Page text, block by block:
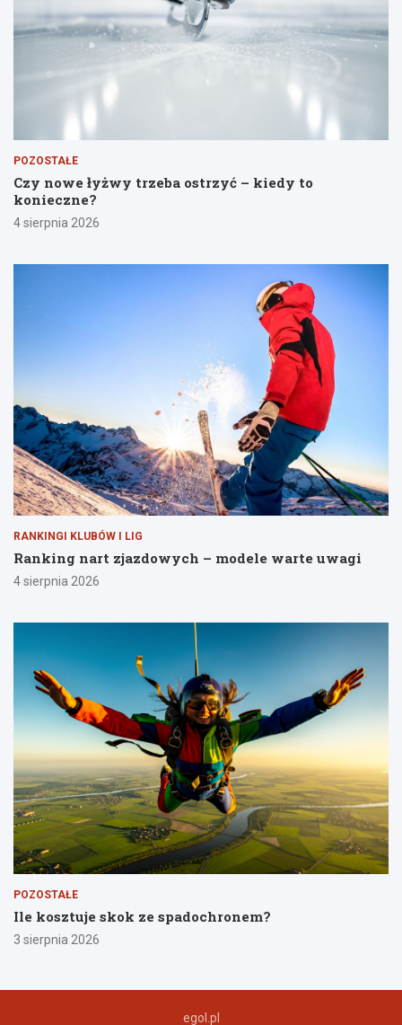
POZOSTAŁE
Czy nowe łyżwy trzeba ostrzyć – kiedy to
konieczne?
4 sierpnia 2026
RANKINGI KLUBÓW I LIG
Ranking nart zjazdowych – modele warte uwagi
4 sierpnia 2026
POZOSTAŁE
Ile kosztuje skok ze spadochronem?
3 sierpnia 2026
egol.pl